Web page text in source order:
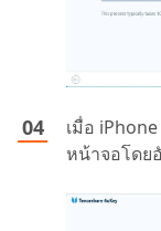
เมื่อ
หน้าจอโดย